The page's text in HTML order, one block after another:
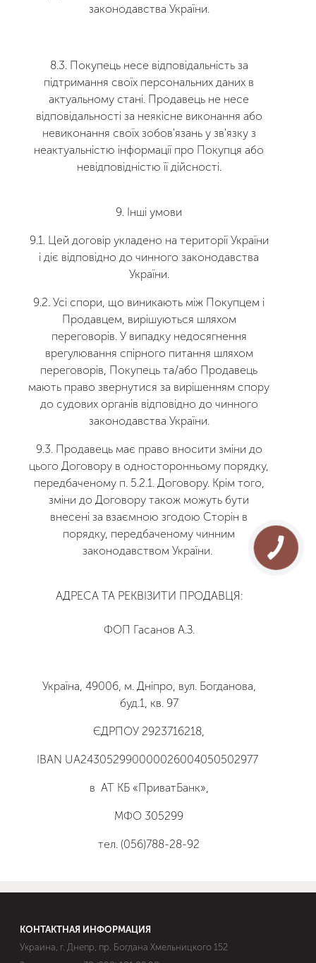
законодавства України.
8.3. Покупець несе відповідальність за
підтримання своїх персональних даних в
актуальному стані. Продавець не несе
відповідальності за неякісне виконання або
невиконання своїх зобов'язань у зв'язку з
неактуальністю інформації про Покупця або
невідповідністю її дійсності.
9. Інші умови
9.1. Цей договір укладено на території України
і діє відповідно до чинного законодавства
України.
9.2. Усі спори, що виникають між Покупцем і
Продавцем, вирішуються шляхом
переговорів. У випадку недосягнення
врегулювання спірного питання шляхом
переговорів, Покупець та/або Продавець
мають право звернутися за вирішенням спору
до судових органів відповідно до чинного
законодавства України.
9.3. Продавець має право вносити зміни до
цього Договору в односторонньому порядку,
передбаченому п. 5.2.1. Договору. Крім того,
зміни до Договору також можуть бути
внесені за взаємною згодою Сторін в
порядку, передбаченому чинним
законодавством України.
АДРЕСА ТА РЕКВІЗИТИ ПРОДАВЦЯ:
ФОП Гасанов А.З.
Україна, 49006, м. Дніпро, вул. Богданова,
буд.1, кв. 97
ЄДРПОУ 2923716218,
IBAN UA243052990000026004050502977
в АТ КБ «ПриватБанк»,
МФО 305299
тел. (056)788-28-92
КОНТАКТНАЯ ИНФОРМАЦИЯ
Украина, г. Днепр, пр. Богдана Хмельницкого 152